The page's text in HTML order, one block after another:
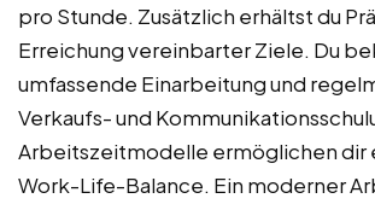
pro Stunde. Zusätzlich erhältst du
Erreichung vereinbarter Ziele. Du
umfassende Einarbeitung und
Verkaufs- und
Arbeitszeitmodelle ermöglichen dir
Work-Life-Balance. Ein moderner